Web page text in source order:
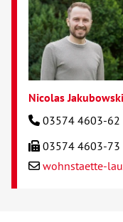
Nicolas Jakubowski
03574 4603-62
03574 4603-73
wohnstaette-